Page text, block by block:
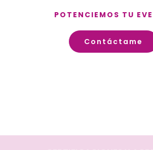
POTENCIEMOS TU
Contáctame